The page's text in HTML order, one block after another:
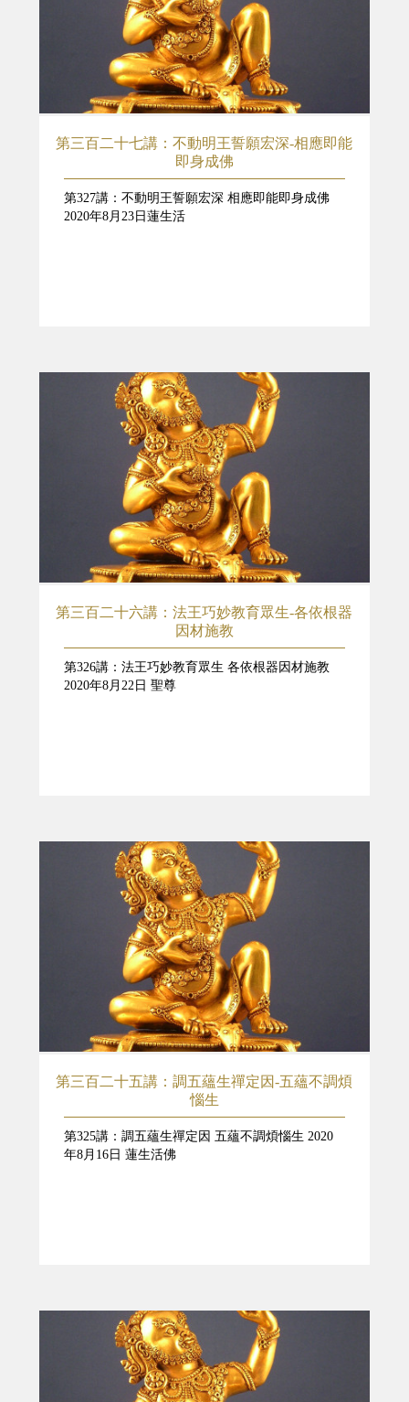
第三百二十七講：不動明王誓願宏深-相應即能
即身成佛
第327講：不動明王誓願宏深 相應即能即身成佛
2020年8月23日蓮生活
第三百二十六講：法王巧妙教育眾生-各依根器
因材施教
第326講：法王巧妙教育眾生 各依根器因材施教
2020年8月22日 聖尊
第三百二十五講：調五蘊生禪定因-五蘊不調煩
惱生
第325講：調五蘊生禪定因 五蘊不調煩惱生 2020
年8月16日 蓮生活佛